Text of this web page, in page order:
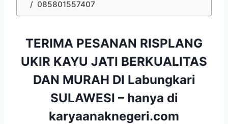
/ 085801557407
TERIMA PESANAN RISPLANG
UKIR KAYU JATI BERKUALITAS
DAN MURAH DI Labungkari
SULAWESI – hanya di
karyaanaknegeri.com